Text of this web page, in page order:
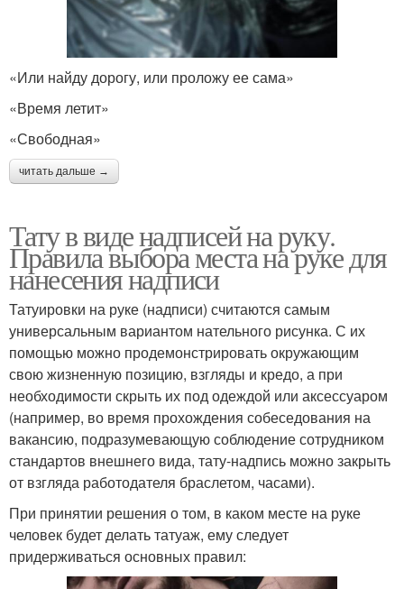
«Или найду дорогу, или проложу ее сама»
«Время летит»
«Свободная»
читать дальше →
Тату в виде надписей на руку.
Правила выбора места на руке для
нанесения надписи
Татуировки на руке (надписи) считаются самым
универсальным вариантом нательного рисунка. С их
помощью можно продемонстрировать окружающим
свою жизненную позицию, взгляды и кредо, а при
необходимости скрыть их под одеждой или аксессуаром
(например, во время прохождения собеседования на
вакансию, подразумевающую соблюдение сотрудником
стандартов внешнего вида, тату-надпись можно закрыть
от взгляда работодателя браслетом, часами).
При принятии решения о том, в каком месте на руке
человек будет делать татуаж, ему следует
придерживаться основных правил: